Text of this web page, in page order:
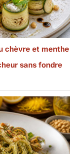
chèvre et menthe
sans fondre